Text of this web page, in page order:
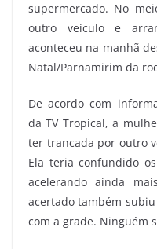
supermercado. No
outro veículo e
aconteceu na manhã
Natal/Parnamirim da
De acordo com
da TV Tropical, a
ter trancada por outro
Ela teria confundido
acelerando ainda
acertado também
com a grade. Ninguém